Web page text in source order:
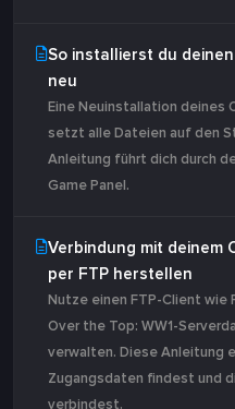
So installierst du
neu
Eine Neuinstallation deines
setzt alle Dateien auf den
Anleitung führt dich durch
Game Panel.
Verbindung mit deinem
per FTP herstellen
Nutze einen FTP-Client wie
Over the Top: WW1-
verwalten. Diese Anleitung
Zugangsdaten findest und
verbindest.